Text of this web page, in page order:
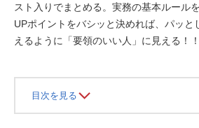
スト入りでまとめる。実務の基本ルール
UPポイントをバシッと決めれば、パッと
えるように「要領のいい人」に見える！！
目次を見る